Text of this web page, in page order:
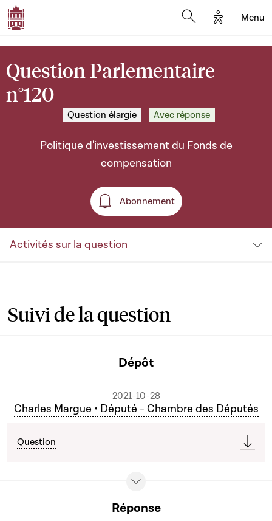
Options
Menu
Question Parlementaire
n°120
Question élargie Avec réponse
Politique d'investissement du Fonds de
compensation
Abonnement
Abonnement
Activités sur la question
Suivi de la question
Dépôt
2021-10-28
Charles Margue • Député - Chambre des Députés
Question
Réponse